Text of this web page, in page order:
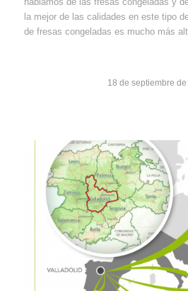
la mejor de las calidades en este tipo
de fresas congeladas es mucho más
18 de septiembre de